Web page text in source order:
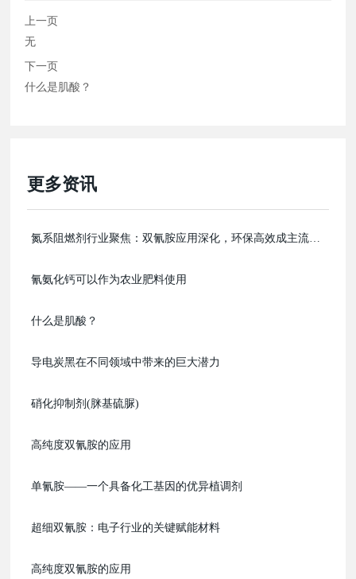
上一页
无
下一页
什么是肌酸？
更多资讯
氮系阻燃剂行业聚焦：双氰胺应用深化，环保高效成主流趋
氰氨化钙可以作为农业肥料使用
什么是肌酸？
导电炭黑在不同领域中带来的巨大潜力
硝化抑制剂(脒基硫脲)
高纯度双氰胺的应用
单氰胺——一个具备化工基因的优异植调剂
超细双氰胺：电子行业的关键赋能材料
高纯度双氰胺的应用